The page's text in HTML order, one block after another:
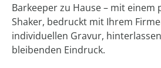
Barkeeper zu Hause – mit einem
Shaker, bedruckt mit Ihrem
individuellen Gravur,
bleibenden Eindruck.